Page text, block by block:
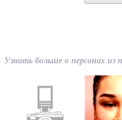
Узнать больше о персонах из